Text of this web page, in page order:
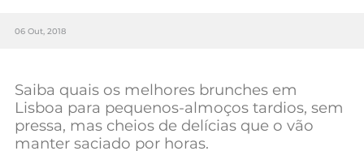
Tecnologia
Negócios
06 Out, 2018
Saiba quais os melhores brunches em
Lisboa para pequenos-almoços tardios, sem
pressa, mas cheios de delícias que o vão
manter saciado por horas.